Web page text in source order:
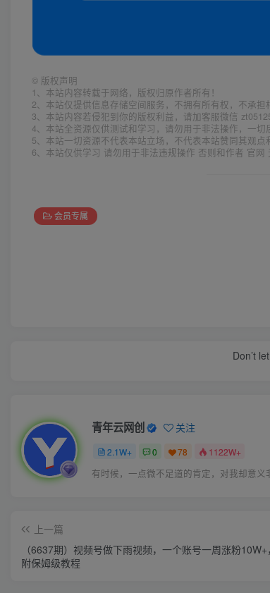
© 版权声明
1、本站内容转载于网络，版权归原作者所有！
2、本站仅提供信息存储空间服务，不拥有所有权，不承担
3、本站内容若侵犯到你的版权利益，请加客服微信
4、本站全资源仅供测试和学习，请勿用于非法操作，一切
5、本站一切资源不代表本站立场，不代表本站赞同其观点
6、本站仅供学习 请勿用于非法违规操作 否则和作者 官网
会员专属
Don’t
青年云网创 关注
2.1W+ 0 78 1122W+
有时候，一点微不足道的肯定，对我却意义
上一篇
（6637期）视频号做下雨视频，一个账号一周涨粉10W+
附保姆级教程